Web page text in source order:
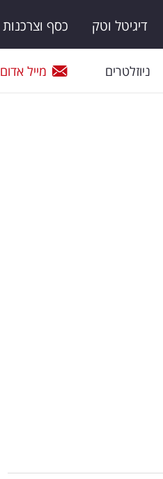
דיגיטל וטק כסף וצרכנות
ניוזלטרים מייל אדום